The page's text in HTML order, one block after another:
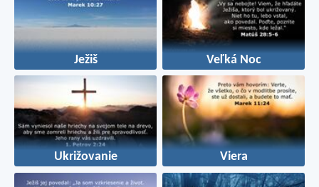
Ježiš Veľká Noc
Ukrižovanie Viera